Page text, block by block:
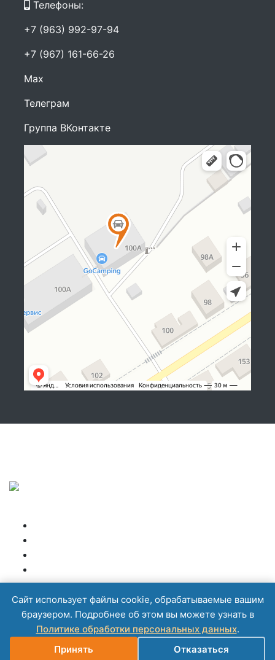
Телефоны:
+7 (963) 992-97-94
+7 (967) 161-66-26
Max
Телеграм
Группа ВКонтакте
Спальные боксы
Спойлеры
Сайт использует файлы cookie, обрабатываемые вашим
браузером. Подробнее об этом вы можете узнать в
Политике обработки персональных данных.
Принять
Отказаться